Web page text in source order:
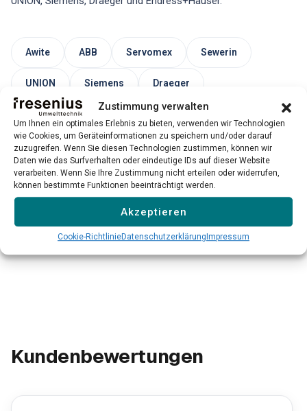
Zustimmung verwalten
Um Ihnen ein optimales Erlebnis zu bieten, verwenden wir Technologien
wie Cookies, um Geräteinformationen zu speichern und/oder darauf
zuzugreifen. Wenn Sie diesen Technologien zustimmen, können wir
Daten wie das Surfverhalten oder eindeutige IDs auf dieser Website
verarbeiten. Wenn Sie Ihre Zustimmung nicht erteilen oder widerrufen,
können bestimmte Funktionen beeinträchtigt werden.
Akzeptieren
Cookie-RichtlinieDatenschutzerklärung Impressum
Awite ABB Servomex Sewerin
UNION Siemens Draeger
Endress+Hauser
Bitte beachten Sie: Unser Service für Fremdgeräte ist
nicht für alle Modelle und Hersteller verfügbar. Wir prüfen
Kundenbewertungen